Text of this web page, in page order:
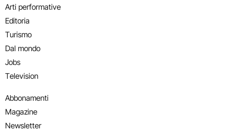
Arti performative
Editoria
Turismo
Dal mondo
Jobs
Television
Abbonamenti
Magazine
Newsletter